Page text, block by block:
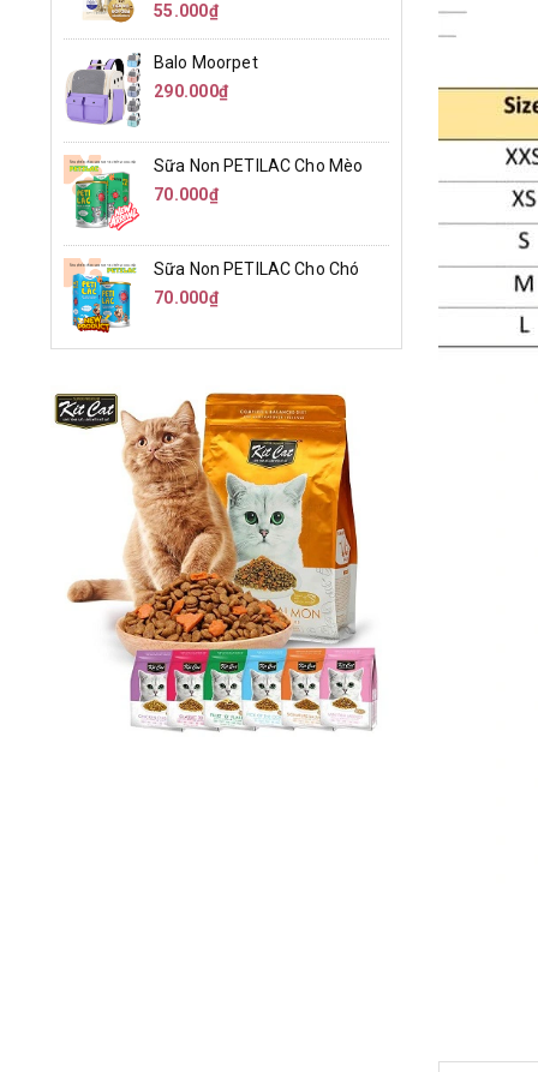
55.000₫
Balo Moorpet
290.000₫
Sữa Non PETILAC Cho Mèo
70.000₫
Sữa Non PETILAC Cho Chó
70.000₫